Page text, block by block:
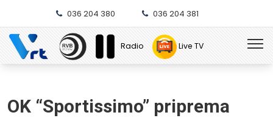
036 204 380 036 204 381
Radio Live TV
OK “Sportissimo” priprema